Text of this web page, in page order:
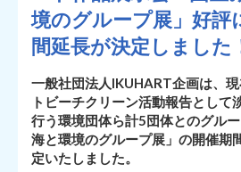
境のグループ展」好評
間延長が決定しました
一般社団法人IKUHART企画は、
トビーチクリーン活動報告として
行う環境団体ら計5団体とのグル
海と環境のグループ展」の開催期
定いたしました。